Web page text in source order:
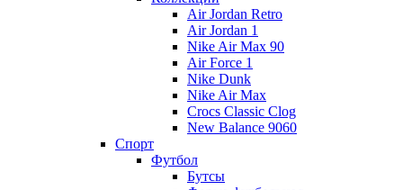
Air Jordan Retro
Air Jordan 1
Nike Air Max 90
Air Force 1
Nike Dunk
Nike Air Max
Crocs Classic Clog
New Balance 9060
Спорт
Футбол
Бутсы